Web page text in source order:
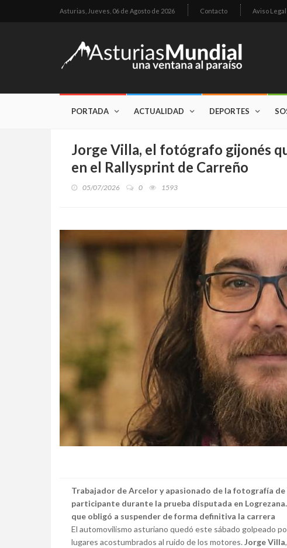
Asturias, Jueves, 06 de Agosto de 2026 Contacto Aviso Legal
PORTADA ACTUALIDAD DEPORTES
Jorge Villa, el fotógrafo gijonés
en el Rallysprint de Carreño
05/07/2026 0 1593
Trabajador de Arcelor y apasionado de la fotografía
participante durante la prueba disputada en
que obligó a suspender de forma definitiva la carrera
El automovilismo asturiano quedó este sábado golpeado
lugares acostumbrados al ruido de los motores.Jorge Villa